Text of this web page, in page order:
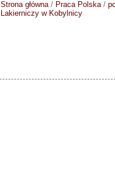
Strona główna/ Praca Polska/
Lakierniczy w Kobylnicy